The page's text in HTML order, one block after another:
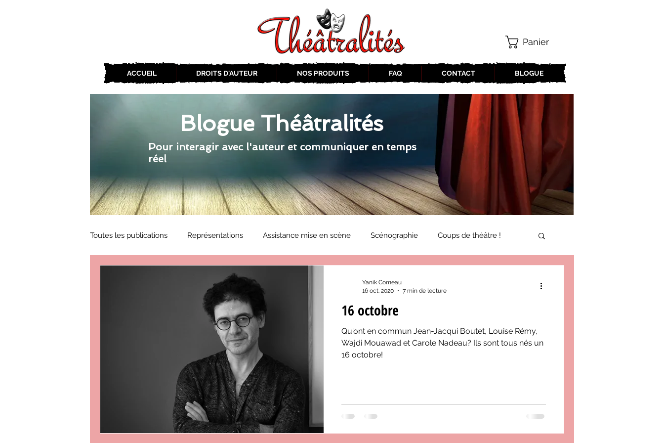
ACCUEIL DROITS D'AUTEUR NOS PRODUITS FAQ CONTACT BLOGUE
Panier
Blogue Théâtralités
Pour interagir avec l'auteur et communiquer en temps
réel
Toutes les publications Représentations Assistance mise en scène Scénographie Coups de théâtre !
ZoneCulture 2019-2020
ZoneCulture 2020-2021 Journal «BIENVENUE À BORD!»
ZoneCulture 2023-2024 ZoneCulture 2024-2025
critique théâtre Rhinocéros ZoneCulture 2026-2027
16 octobre
Qu'ont en commun Jean-Jacqui Boutet, Louise Rémy,
Wajdi Mouawad et Carole Nadeau? Ils sont tous nés un
16 octobre!
Yanik Comeau
16 oct. 2020
7 min de lecture